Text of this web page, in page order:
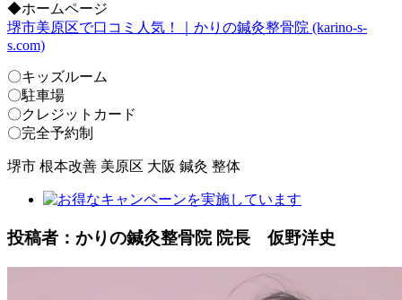
◆ホームページ
堺市美原区で口コミ人気！｜かりの鍼灸整骨院 (karino-s-
s.com)
〇キッズルーム
〇駐車場
〇クレジットカード
〇完全予約制
堺市 根本改善 美原区 大阪 鍼灸 整体
投稿者：かりの鍼灸整骨院 院長 仮野洋史